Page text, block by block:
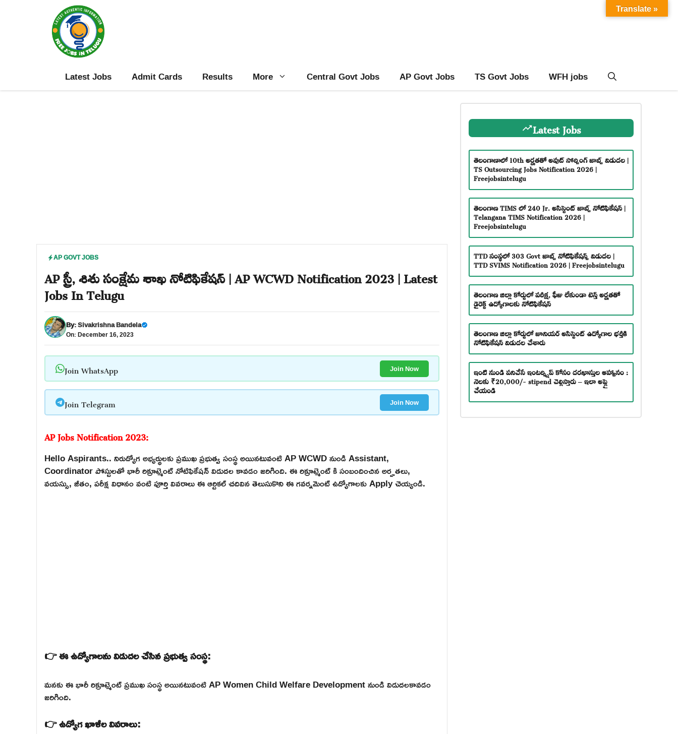
Latest Jobs Admit Cards Results More Central Govt Jobs AP Govt Jobs TS Govt Jobs WFH jobs
AP GOVT JOBS
AP స్త్రీ, శిశు సంక్షేమ శాఖ నోటిఫికేషన్ | AP WCWD Notification 2023 | Latest
Jobs In Telugu
By:Sivakrishna Bandela
On: December 16, 2023
Join WhatsApp Join Now
Join Telegram Join Now
AP Jobs Notification 2023:
Hello Aspirants.. నిరుద్యోగ అభ్యర్థులకు ప్రముఖ ప్రభుత్వ సంస్థ అయినటువంటి AP WCWD నుండి Assistant,
Coordinator పోస్టులతో భారీ రిక్రూట్మెంట్ నోటిఫికేషన్ విడుదల కావడం జరిగింది. ఈ రిక్రూట్మెంట్ కి సంబందించిన అర్హతలు,
వయస్సు, జీతం, పరీక్ష విధానం వంటి పూర్తి వివరాలు ఈ ఆర్టికల్ చదివిన తెలుసుకొని ఈ గవర్నమెంట్ ఉద్యోగాలకు Apply చెయ్యండి.
👉 ఈ ఉద్యోగాలను విడుదల చేసిన ప్రభుత్వ సంస్థ:
మనకు ఈ భారీ రిక్రూట్మెంట్ ప్రముఖ సంస్థ అయినటువంటి AP Women Child Welfare Development నుండి విడుదలకావడం
జరిగింది.
👉 ఉద్యోగ ఖాళీల వివరాలు:
Latest Jobs
తెలంగాణాలో 10th అర్హతతో అవుట్ సోర్సింగ్ జాబ్స్ విడుదల |
TS Outsourcing Jobs Notification 2026 |
Freejobsintelugu
తెలంగాణ TIMS లో 240 Jr. అసిస్టెంట్ జాబ్స్ నోటిఫికేషన్ |
Telangana TIMS Notification 2026 |
Freejobsintelugu
TTD సంస్థలో 303 Govt జాబ్స్ నోటిఫికేషన్స్ విడుదల |
TTD SVIMS Notification 2026 | Freejobsintelugu
తెలంగాణ జిల్లా కోర్టులో పరీక్ష, ఫీజు లేకుండా టెన్త్ అర్హతతో
డైరెక్ట్ ఉద్యోగాలకు నోటిఫికేషన్
తెలంగాణ జిల్లా కోర్టులో జూనియర్ అసిస్టెంట్ ఉద్యోగాల భర్తీకి
నోటిఫికేషన్ విడుదల చేశారు
ఇంటి నుండి పనిచేసే ఇంటర్న్షిప్ కోసం దరఖాస్తుల ఆహ్వానం :
నెలకు ₹20,000/- stipend చెల్లిస్తారు – ఇలా అప్లై
చేయండి
Translate »